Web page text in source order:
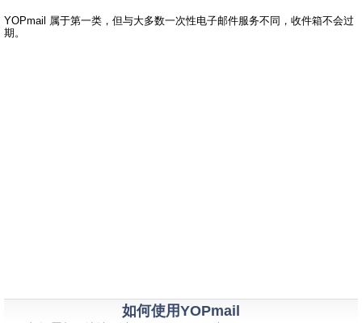
YOPmail 属于第一类，但与大多数一次性电子邮件服务不同，收件箱不会过
期。
如何使用YOPmail